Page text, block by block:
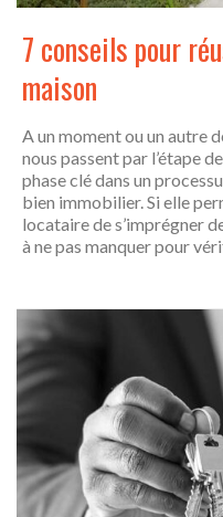
7 conseils pour
maison
A un moment ou un autre
nous passent par l’étape
phase clé dans un
bien immobilier. Si elle
locataire de s’imprégner
à ne pas manquer pour